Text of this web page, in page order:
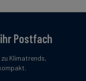
Postfach
Klimatrends,